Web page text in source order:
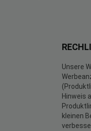
Unsere
Hinweis
kleinen